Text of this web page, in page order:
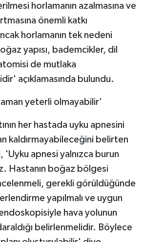
horlamanın azalmasına ve
önemli katkı
horlamanın tek nedeni
yapısı, bademcikler, dil
de mutlaka
açıklamasında bulundu.
yeterli olmayabilir'
her hastada uyku apnesini
kaldırmayabileceğini belirten
'Uyku apnesi yalnızca burun
Hastanın boğaz bölgesi
gerekli görüldüğünde
yapılmalı ve uygun
hava yolunun
belirlenmelidir. Böylece